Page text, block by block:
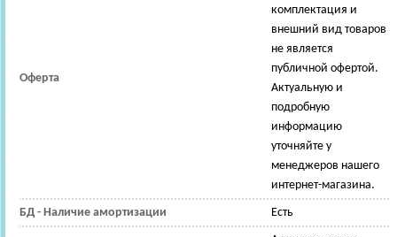
Оферта
комплектация и
внешний вид товаров
не является
публичной офертой.
Актуальную и
подробную
информацию
уточняйте у
менеджеров нашего
интернет-магазина.
БД - Наличие амортизации Есть